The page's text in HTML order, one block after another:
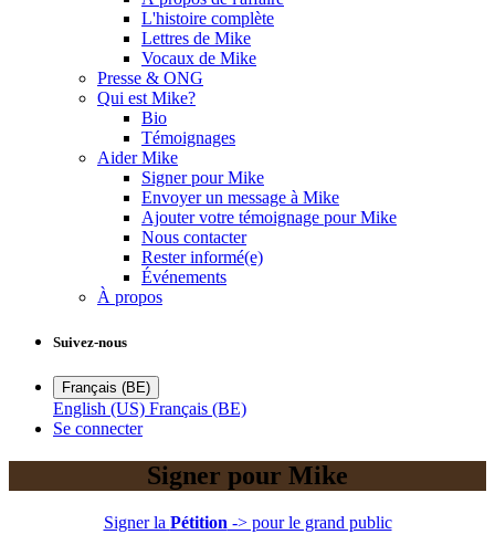
L'histoire complète
Lettres de Mike
Vocaux de Mike
Presse & ONG
Qui est Mike?
Bio
Témoignages
Aider Mike
Signer pour Mike
Envoyer un message à Mike
Ajouter votre témoignage pour Mike
Nous contacter
Rester informé(e)
Événements
À propos
Suivez-nous
Français (BE)
English (US) Français (BE)
Se connecter
Signer pour Mike
Signer la Pétition -> pour le grand public